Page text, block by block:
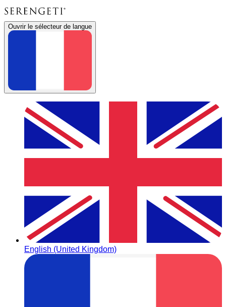
Ouvrir le sélecteur de langue
English (United Kingdom)